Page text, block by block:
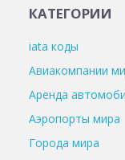
КАТЕГОРИИ
iata коды
Авиакомпании
Аренда
Аэропорты мира
Города мира